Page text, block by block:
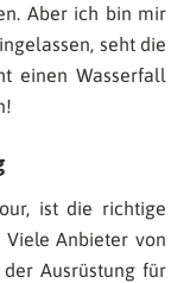
Aber ich bin mir
seht die
einen Wasserfall
ist die richtige
Anbieter von
Ausrüstung für